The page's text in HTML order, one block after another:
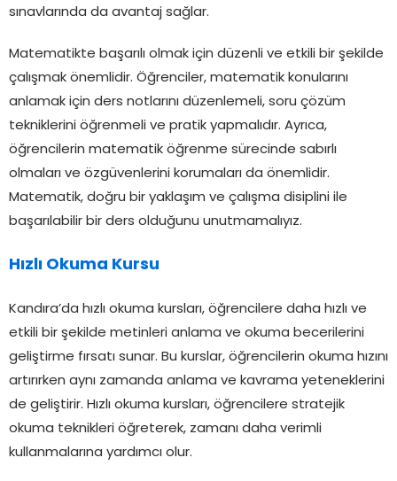
sınavlarında da avantaj sağlar.
Matematikte başarılı olmak için düzenli ve etkili bir şekilde
çalışmak önemlidir. Öğrenciler, matematik konularını
anlamak için ders notlarını düzenlemeli, soru çözüm
tekniklerini öğrenmeli ve pratik yapmalıdır. Ayrıca,
öğrencilerin matematik öğrenme sürecinde sabırlı
olmaları ve özgüvenlerini korumaları da önemlidir.
Matematik, doğru bir yaklaşım ve çalışma disiplini ile
başarılabilir bir ders olduğunu unutmamalıyız.
Hızlı Okuma Kursu
Kandıra’da hızlı okuma kursları, öğrencilere daha hızlı ve
etkili bir şekilde metinleri anlama ve okuma becerilerini
geliştirme fırsatı sunar. Bu kurslar, öğrencilerin okuma hızını
artırırken aynı zamanda anlama ve kavrama yeteneklerini
de geliştirir. Hızlı okuma kursları, öğrencilere stratejik
okuma teknikleri öğreterek, zamanı daha verimli
kullanmalarına yardımcı olur.